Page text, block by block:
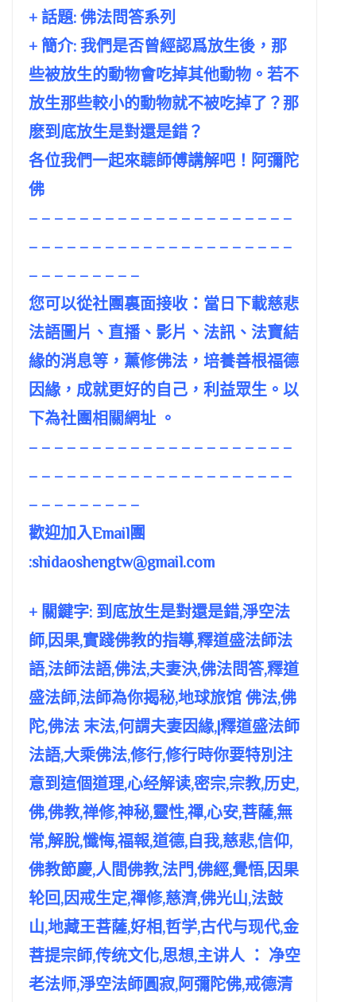
+ 話題: 佛法問答系列
+ 簡介: 我們是否曾經認爲放生後，那
些被放生的動物會吃掉其他動物。若不
放生那些較小的動物就不被吃掉了？那
麽到底放生是對還是錯？
各位我們一起來聼師傅講解吧！阿彌陀
佛
– – – – – – – – – – – – – – – – – – – – –
– – – – – – – – – – – – – – – – – – – – –
– – – – – – – – –
您可以從社團裏面接收：當日下載慈悲
法語圖片、直播、影片、法訊、法寶結
緣的消息等，薰修佛法，培養善根福德
因緣，成就更好的自己，利益眾生。以
下為社團相關網址 。
– – – – – – – – – – – – – – – – – – – – –
– – – – – – – – – – – – – – – – – – – – –
– – – – – – – – –
歡迎加入Email團
:shidaoshengtw@gmail.com
+ 關鍵字: 到底放生是對還是錯,淨空法
師,因果,實踐佛教的指導,釋道盛法師法
語,法師法語,佛法,夫妻決,佛法問答,釋道
盛法師,法師為你揭秘,地球旅馆 佛法,佛
陀,佛法 末法,何謂夫妻因緣,|釋道盛法師
法語,大乘佛法,修行,修行時你要特別注
意到這個道理,心经解读,密宗,宗教,历史,
佛,佛教,禅修,神秘,靈性,禪,心安,菩薩,無
常,解脫,懺悔,福報,道德,自我,慈悲,信仰,
佛教節慶,人間佛教,法門,佛經,覺悟,因果
轮回,因戒生定,禪修,慈濟,佛光山,法鼓
山,地藏王菩薩,好相,哲学,古代与现代,金
菩提宗師,传统文化,思想,主讲人 ： 净空
老法师,淨空法師圓寂,阿彌陀佛,戒德清